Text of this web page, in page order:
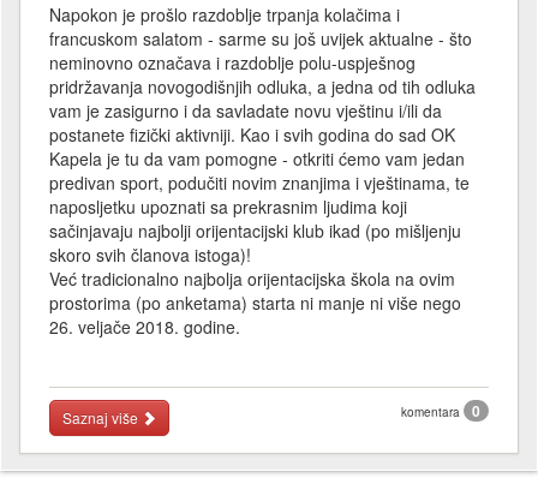
Napokon je prošlo razdoblje trpanja kolačima i
francuskom salatom - sarme su još uvijek aktualne - što
neminovno označava i razdoblje polu-uspješnog
pridržavanja novogodišnjih odluka, a jedna od tih odluka
vam je zasigurno i da savladate novu vještinu i/ili da
postanete fizički aktivniji. Kao i svih godina do sad OK
Kapela je tu da vam pomogne - otkriti ćemo vam jedan
predivan sport, podučiti novim znanjima i vještinama, te
naposljetku upoznati sa prekrasnim ljudima koji
sačinjavaju najbolji orijentacijski klub ikad (po mišljenju
skoro svih članova istoga)!
Već tradicionalno najbolja orijentacijska škola na ovim
prostorima (po anketama) starta ni manje ni više nego
26. veljače 2018. godine.
Saznaj više komentara 0